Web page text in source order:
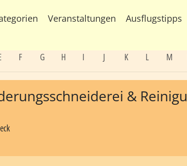
Veranstaltungen Ausflugstipps
F G H I J K L M
&